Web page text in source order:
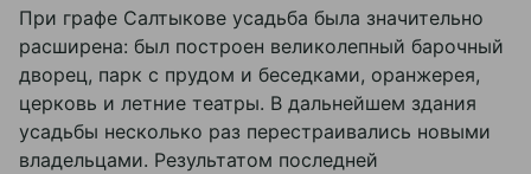
При графе Салтыкове усадьба была значительно
расширена: был построен великолепный барочный
дворец, парк с прудом и беседками, оранжерея,
церковь и летние театры. В дальнейшем здания
усадьбы несколько раз перестраивались новыми
владельцами. Результатом последней